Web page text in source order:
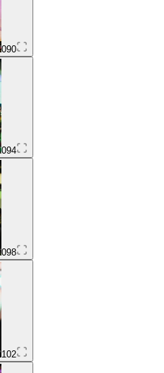
090
094
098
102